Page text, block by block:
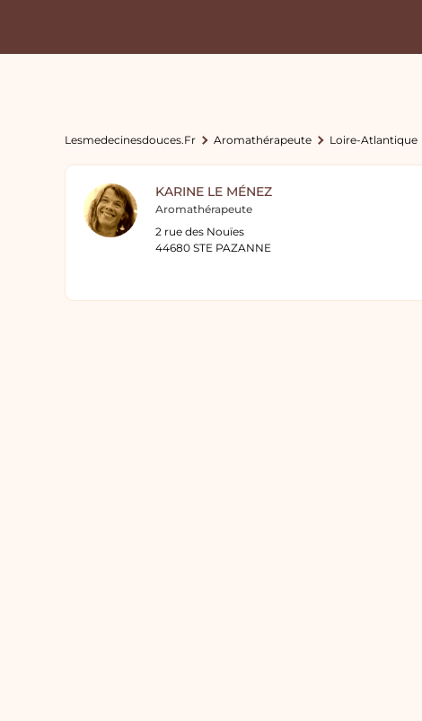
Lesmedecinesdouces.fr Aromathérapeute Loire-Atlantique
KARINE LE MÉNEZ
Aromathérapeute
2 rue des Nouïes
44680 STE PAZANNE